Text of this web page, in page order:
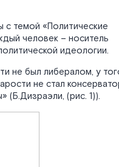
с темой «Политические
человек – носитель
идеологии.
не был либералом, у
не стал
(Б.Дизраэли, (рис. 1)).